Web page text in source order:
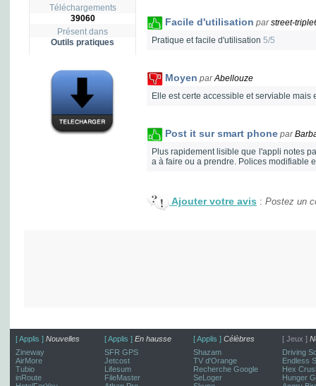
Téléchargements
39060
Présent dans
Outils pratiques
Facile d'utilisation parstreet-
Pratique et facile d'utilisation 5/5
Moyen parAbellouze
Elle est certe accessible et serviable mais
Post it sur smart phone par
Plus rapidement lisible que l'appli notes
a à faire ou a prendre. Polices modifiable
Ajouter votre avis : Postez un
[ Applis ] Nouvelles
Zineway
AirMore
Tubio
inRoute
[ Applis ] En hausse
SFR GPS
Jetcost
Lifesum
FileMaster
[ Applis ] Célèbres
Shazam
TV d'Orange
Recherche Google
SeLoger
[ Jeux ]
Driving
Endless
Hex
Hunger